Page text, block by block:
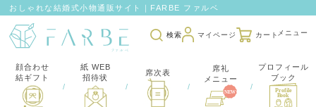
おしゃれな結婚式小物通販サイト｜FARBE ファルベ
検索 マイページ カート
顔合わせ
結ギフト
/
紙 WEB
招待状
/
席次表
/
席礼
メニュー
/
プロフィール
ブック